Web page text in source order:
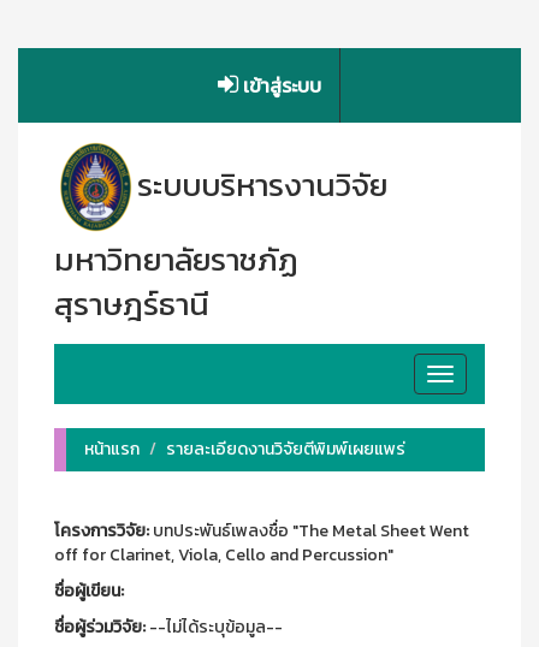
เข้าสู่ระบบ
ระบบบริหารงานวิจัย
มหาวิทยาลัยราชภัฏ
สุราษฎร์ธานี
Toggle
navigation
หน้าแรก
รายละเอียดงานวิจัยตีพิมพ์เผยแพร่
โครงการวิจัย:บทประพันธ์เพลงชื่อ "The Metal Sheet Went
off for Clarinet, Viola, Cello and Percussion"
ชื่อผู้เขียน:
ชื่อผู้ร่วมวิจัย:--ไม่ได้ระบุข้อมูล--